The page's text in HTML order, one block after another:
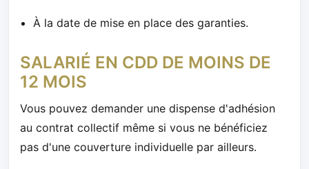
À la date de mise en place des garanties.
SALARIÉ EN CDD DE MOINS DE
12 MOIS
Vous pouvez demander une dispense d'adhésion
au contrat collectif même si vous ne bénéficiez
pas d'une couverture individuelle par ailleurs.